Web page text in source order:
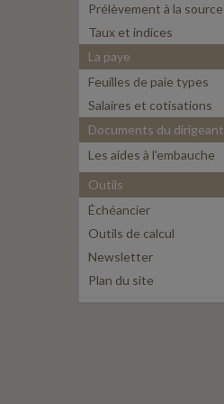
Prélèvement à la source
Taux et indices
La paye
Feuilles de paie types
Salaires et cotisations
Documents du dirigeant
Les aides à l'embauche
Outils
Échéancier
Outils de calcul
Newsletter
Plan du site